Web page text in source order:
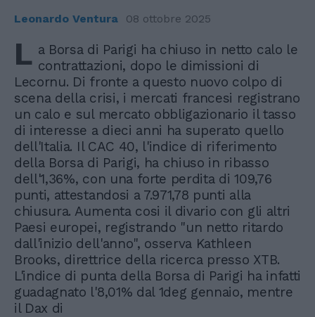
Leonardo Ventura 08 ottobre 2025
L a Borsa di Parigi ha chiuso in netto calo le
contrattazioni, dopo le dimissioni di
Lecornu. Di fronte a questo nuovo colpo di
scena della crisi, i mercati francesi registrano
un calo e sul mercato obbligazionario il tasso
di interesse a dieci anni ha superato quello
dell'Italia. Il CAC 40, l'indice di riferimento
della Borsa di Parigi, ha chiuso in ribasso
dell'1,36%, con una forte perdita di 109,76
punti, attestandosi a 7.971,78 punti alla
chiusura. Aumenta cosi il divario con gli altri
Paesi europei, registrando "un netto ritardo
dall'inizio dell'anno", osserva Kathleen
Brooks, direttrice della ricerca presso XTB.
L'indice di punta della Borsa di Parigi ha infatti
guadagnato l'8,01% dal 1deg gennaio, mentre
il Dax di